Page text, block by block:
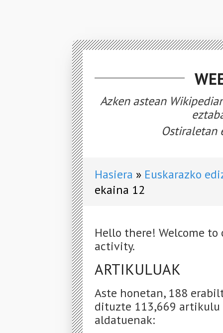
Azken astean
Ostiraletan
Hasiera
Euskarazko
ekaina 12
Hello there! Welcome
activity.
ARTIKULUAK
Aste honetan, 188
dituzte 113,669 artikulu
aldatuenak: